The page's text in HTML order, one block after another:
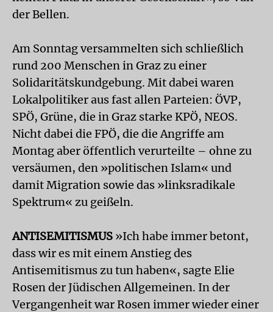
der Bellen.
Am Sonntag versammelten sich schließlich
rund 200 Menschen in Graz zu einer
Solidaritätskundgebung. Mit dabei waren
Lokalpolitiker aus fast allen Parteien: ÖVP,
SPÖ, Grüne, die in Graz starke KPÖ, NEOS.
Nicht dabei die FPÖ, die die Angriffe am
Montag aber öffentlich verurteilte – ohne zu
versäumen, den »politischen Islam« und
damit Migration sowie das »linksradikale
Spektrum« zu geißeln.
ANTISEMITISMUS »Ich habe immer betont,
dass wir es mit einem Anstieg des
Antisemitismus zu tun haben«, sagte Elie
Rosen der Jüdischen Allgemeinen. In der
Vergangenheit war Rosen immer wieder einer